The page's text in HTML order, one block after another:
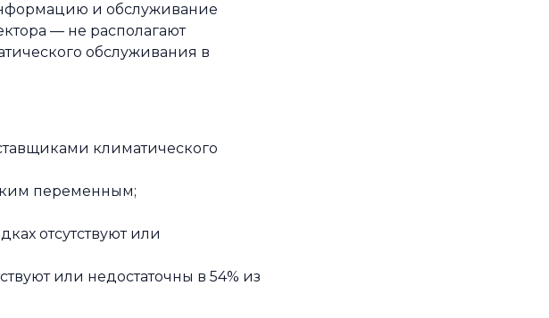
и обслуживание
— не располагают
обслуживания в
климатического
переменным;
отсутствуют или
или недостаточны в 54% из